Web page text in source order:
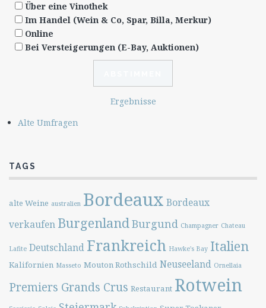
Über eine Vinothek
Im Handel (Wein & Co, Spar, Billa, Merkur)
Online
Bei Versteigerungen (E-Bay, Auktionen)
Ergebnisse
Alte Umfragen
TAGS
alte Weine australien Bordeaux Bordeaux
verkaufen BurgenlandBurgund Champagner Chateau
Lafite Deutschland Frankreich Hawke's Bay Italien
Kalifornien Masseto Mouton Rothschild Neuseeland Ornellaia
Premiers Grands Crus Restaurant Rotwein